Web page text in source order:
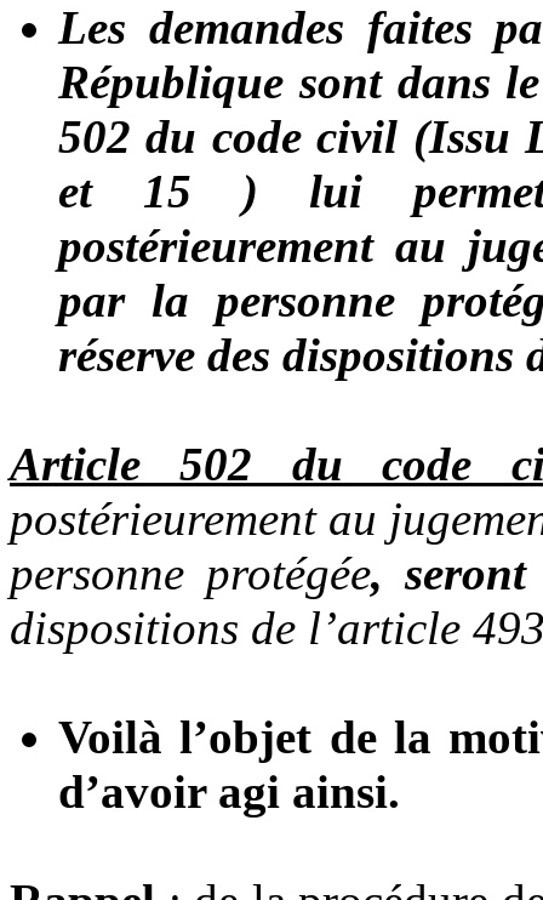
Les demandes faites
République sont dans
502 du code civil (Issu
et 15 ) lui
postérieurement au
par la personne
réserve des
Article 502 du code
postérieurement au
personne protégée,
dispositions de l’article
Voilà l’objet de la
d’avoir agi ainsi.